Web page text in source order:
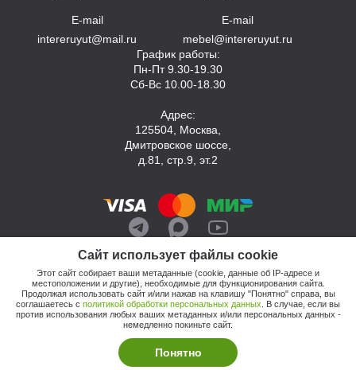
Сайт использует файлы cookie
Этот сайт собирает ваши метаданные (cookie, данные об IP-адресе и
местоположении и другие), необходимые для функционирования сайта.
Продолжая использовать сайт и/или нажав на клавишу "Понятно" справа, вы
соглашаетесь с политикой обработки персональных данных . В случае, если вы
против использования любых ваших метаданных и/или персональных данных -
немедленно покиньте сайт.
Понятно
E-mail
intereruyut@mail.ru
E-mail
mebel@intereruyut.ru
График работы:
Пн-Пт 9.30-19.30
Сб-Вс 10.00-18.30
Адрес:
125504, Москва,
Дмитровское шоссе,
д.81, стр.9, эт.2
© 2026, Компания «Интерьер Уют»
Политика обработки персональных данных
Этот сайт продвигает: Кузнецов Анатолий